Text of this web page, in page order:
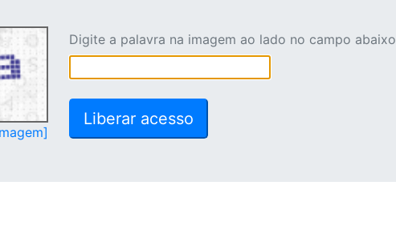
Digite a palavra na imagem ao lado no campo abaixo